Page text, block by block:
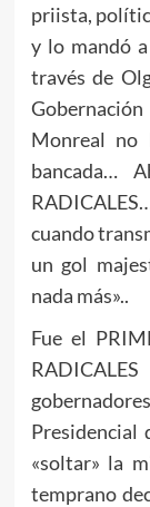
priista,
y lo mandó
través de
Monreal
bancada…
cuando
un gol
nada más»..
Fue el
Presidencial
«soltar» la
temprano